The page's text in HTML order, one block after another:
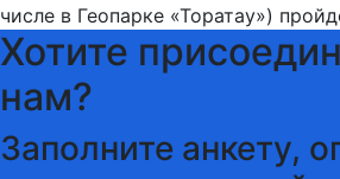
числе в Геопарке «Торатау»)
Хотите
нам?
Заполните анкету,